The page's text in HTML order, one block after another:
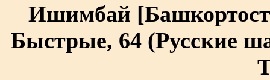
Ишимбай
Быстрые, 64 (Русские